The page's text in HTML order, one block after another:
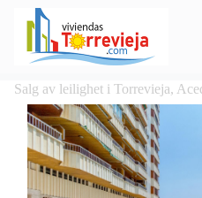
Salg av leilighet i Torrevieja,